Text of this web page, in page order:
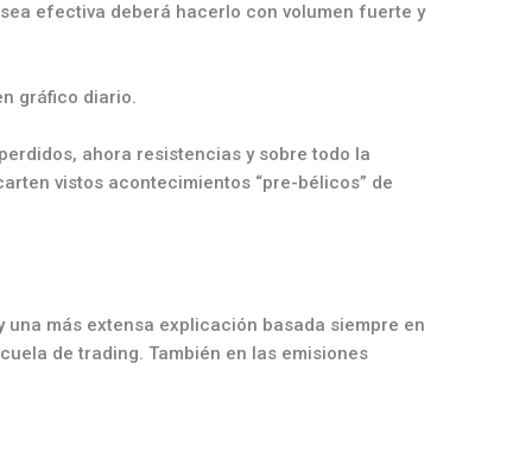
efectiva deberá hacerlo con volumen fuerte y
gráfico diario.
ahora resistencias y sobre todo la
vistos acontecimientos “pre-bélicos” de
más extensa explicación basada siempre en
de trading. También en las emisiones